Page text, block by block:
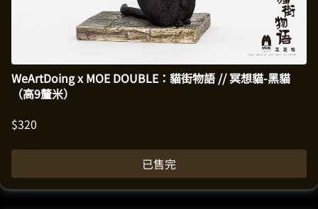
WeArtDoing x MOE DOUBLE：貓街物語 // 冥想貓-黑貓
（高9釐米）
$320
已售完